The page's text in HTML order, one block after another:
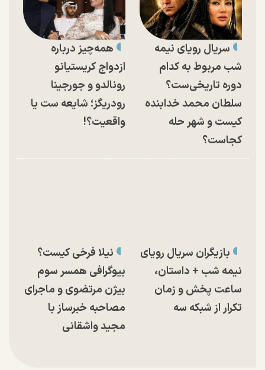
سریال رویای نیمه
شب مربوط به کدام
دوره تاریخی‌ست؟
سلطان محمد خدابنده
کیست و شهر حله
کجاست؟
همه‌چیز درباره
ازدواج کریستیانو
رونالدو و جورجینا
رودریگز؛ شایعه ست یا
واقعیت؟!
بازیگران سریال رویای
نیمه شب + داستان،
ساعت پخش و زمان
تکرار از شبکه سه
نیلا فرخی کیست؟
بیوگرافی همسر سوم
بیژن مرتضوی و ماجرای
مصاحبه خبرساز با
مجید واشقانی